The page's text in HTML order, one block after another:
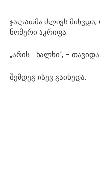
ჯალათმა ძლივს
ნომერი აკრიფა.
„არის… ხალხი“, –
შემდეგ ისევ გაიხედა.